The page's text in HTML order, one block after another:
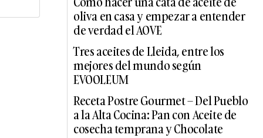
oliva en casa y empezar a entender
de verdad el AOVE
Tres aceites de Lleida, entre los
mejores del mundo según
EVOOLEUM
Receta Postre Gourmet – Del Pueblo
a la Alta Cocina: Pan con Aceite de
cosecha temprana y Chocolate